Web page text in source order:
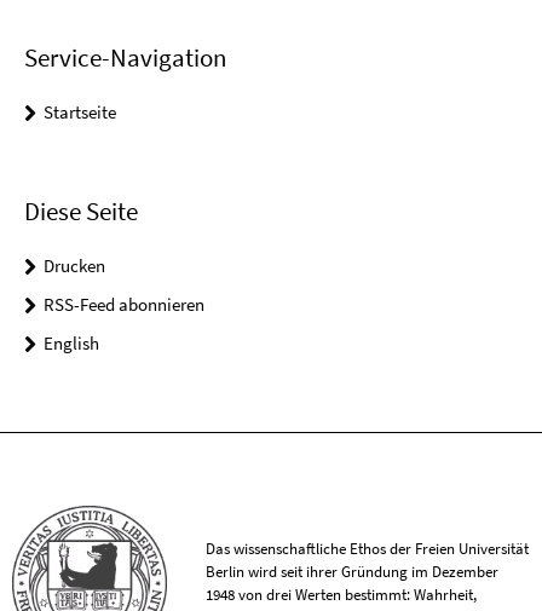
Service-Navigation
Startseite
Diese Seite
Drucken
RSS-Feed abonnieren
English
Das wissenschaftliche Ethos der Freien Universität
Berlin wird seit ihrer Gründung im Dezember
1948 von drei Werten bestimmt: Wahrheit,